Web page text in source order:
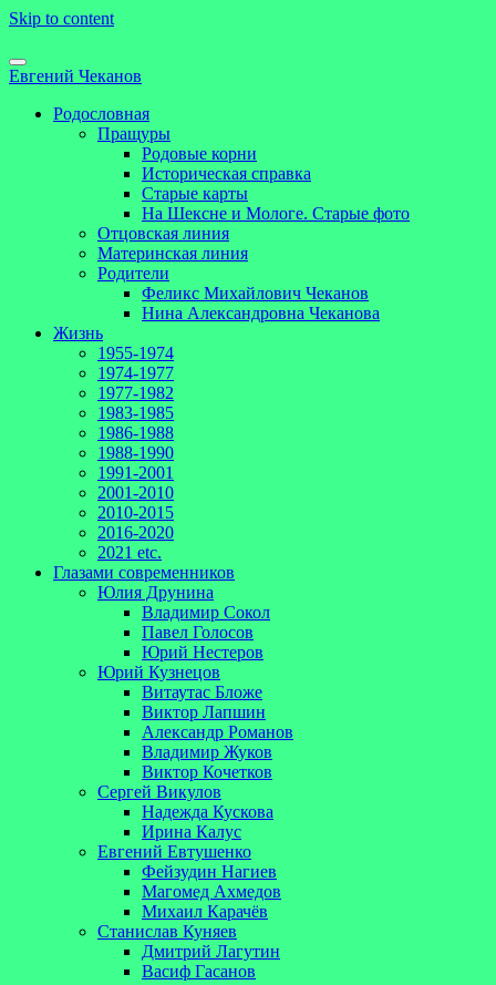
Skip to content
Евгений Чеканов
Родословная
Пращуры
Родовые корни
Историческая справка
Старые карты
На Шексне и Мологе. Старые фото
Отцовская линия
Материнская линия
Родители
Феликс Михайлович Чеканов
Нина Александровна Чеканова
Жизнь
1955-1974
1974-1977
1977-1982
1983-1985
1986-1988
1988-1990
1991-2001
2001-2010
2010-2015
2016-2020
2021 etc.
Глазами современников
Юлия Друнина
Владимир Сокол
Павел Голосов
Юрий Нестеров
Юрий Кузнецов
Витаутас Бложе
Виктор Лапшин
Александр Романов
Владимир Жуков
Виктор Кочетков
Сергей Викулов
Надежда Кускова
Ирина Калус
Евгений Евтушенко
Фейзудин Нагиев
Магомед Ахмедов
Михаил Карачёв
Станислав Куняев
Дмитрий Лагутин
Васиф Гасанов